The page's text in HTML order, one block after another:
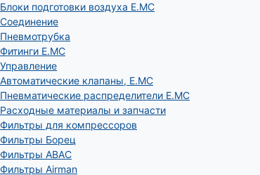
Блоки подготовки воздуха E.MC
Соединение
Пневмотрубка
Фитинги E.MC
Управление
Автоматические клапаны, Е.МС
Пневматические распределители E.MC
Расходные материалы и запчасти
Фильтры для компрессоров
Фильтры Борец
Фильтры ABAC
Фильтры Airman